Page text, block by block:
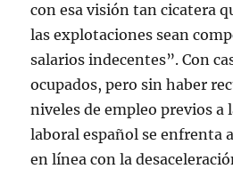
con esa visión tan cicatera
las explotaciones sean
salarios indecentes”. Con
ocupados, pero sin haber
niveles de empleo previos a
laboral español se enfrenta
en línea con la